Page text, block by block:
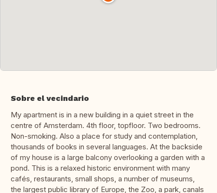
Sobre el vecindario
My apartment is in a new building in a quiet street in the
centre of Amsterdam. 4th floor, topfloor. Two bedrooms.
Non-smoking. Also a place for study and contemplation,
thousands of books in several languages. At the backside
of my house is a large balcony overlooking a garden with a
pond. This is a relaxed historic environment with many
cafés, restaurants, small shops, a number of museums,
the largest public library of Europe, the Zoo, a park, canals